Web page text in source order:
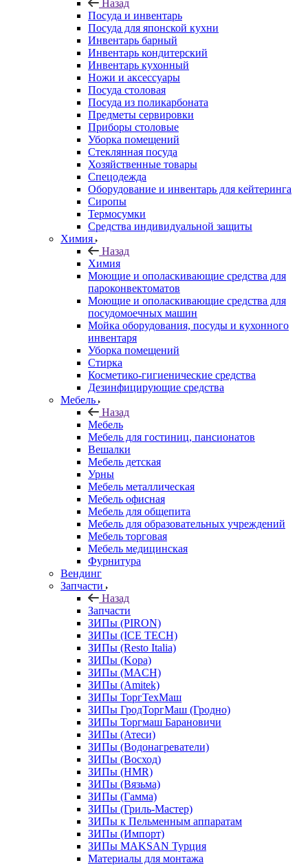
Назад
Посуда и инвентарь
Посуда для японской кухни
Инвентарь барный
Инвентарь кондитерский
Инвентарь кухонный
Ножи и аксессуары
Посуда столовая
Посуда из поликарбоната
Предметы сервировки
Приборы столовые
Уборка помещений
Стеклянная посуда
Хозяйственные товары
Спецодежда
Оборудование и инвентарь для кейтеринга
Сиропы
Термосумки
Средства индивидуальной защиты
Химия
Назад
Химия
Моющие и ополаскивающие средства для
пароконвектоматов
Моющие и ополаскивающие средства для
посудомоечных машин
Мойка оборудования, посуды и кухонного
инвентаря
Уборка помещений
Стирка
Косметико-гигиенические средства
Дезинфицирующие средства
Мебель
Назад
Мебель
Мебель для гостиниц, пансионатов
Вешалки
Мебель детская
Урны
Мебель металлическая
Мебель офисная
Мебель для общепита
Мебель для образовательных учреждений
Мебель торговая
Мебель медицинская
Фурнитура
Вендинг
Запчасти
Назад
Запчасти
ЗИПы (PIRON)
ЗИПы (ICE TECH)
ЗИПы (Resto Italia)
ЗИПы (Kopa)
ЗИПы (MACH)
ЗИПы (Amitek)
ЗИПы ТоргТехМаш
ЗИПы ГродТоргМаш (Гродно)
ЗИПы Торгмаш Барановичи
ЗИПы (Атеси)
ЗИПы (Водонагреватели)
ЗИПы (Восход)
ЗИПы (HMR)
ЗИПы (Вязьма)
ЗИПы (Гамма)
ЗИПы (Гриль-Мастер)
ЗИПы к Пельменным аппаратам
ЗИПы (Импорт)
ЗИПы MAKSAN Турция
Материалы для монтажа